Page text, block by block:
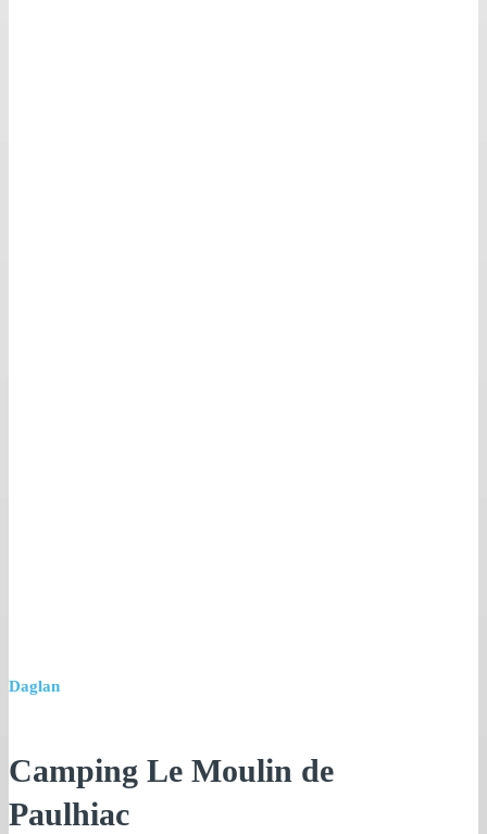
Daglan
Camping Le Moulin de
Paulhiac